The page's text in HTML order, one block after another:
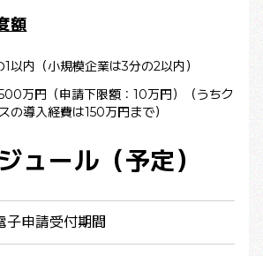
額
内（小規模企業は3分の2以内）
万円（申請下限額：10万円）（うちク
の導入経費は150万円まで）
ュール（予定）
子申請受付期間